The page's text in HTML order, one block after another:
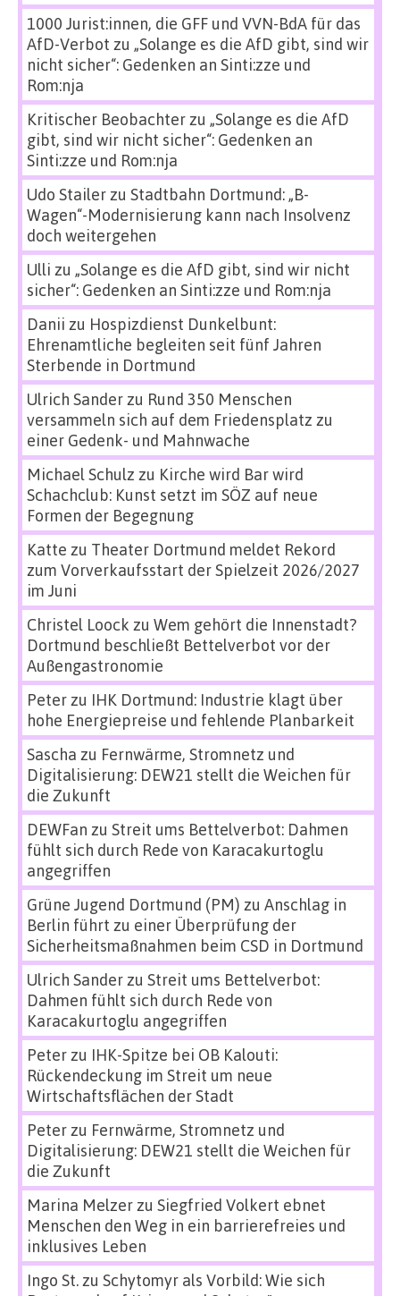
1000 Jurist:innen, die GFF und VVN-BdA für das
AfD-Verbot zu „Solange es die AfD gibt, sind wir
nicht sicher“: Gedenken an Sinti:zze und
Rom:nja
Kritischer Beobachterzu „Solange es die AfD
gibt, sind wir nicht sicher“: Gedenken an
Sinti:zze und Rom:nja
Udo Stailerzu Stadtbahn Dortmund: „B-
Wagen“-Modernisierung kann nach Insolvenz
doch weitergehen
Ulli zu „Solange es die AfD gibt, sind wir nicht
sicher“: Gedenken an Sinti:zze und Rom:nja
Danii zu Hospizdienst Dunkelbunt:
Ehrenamtliche begleiten seit fünf Jahren
Sterbende in Dortmund
Ulrich Sanderzu Rund 350 Menschen
versammeln sich auf dem Friedensplatz zu
einer Gedenk- und Mahnwache
Michael Schulz zu Kirche wird Bar wird
Schachclub: Kunst setzt im SÖZ auf neue
Formen der Begegnung
Katte zu Theater Dortmund meldet Rekord
zum Vorverkaufsstart der Spielzeit 2026/2027
im Juni
Christel Loock zu Wem gehört die Innenstadt?
Dortmund beschließt Bettelverbot vor der
Außengastronomie
Peterzu IHK Dortmund: Industrie klagt über
hohe Energiepreise und fehlende Planbarkeit
Sascha zu Fernwärme, Stromnetz und
Digitalisierung: DEW21 stellt die Weichen für
die Zukunft
DEWFan zu Streit ums Bettelverbot: Dahmen
fühlt sich durch Rede von Karacakurtoglu
angegriffen
Grüne Jugend Dortmund (PM) zu Anschlag in
Berlin führt zu einer Überprüfung der
Sicherheitsmaßnahmen beim CSD in Dortmund
Ulrich Sanderzu Streit ums Bettelverbot:
Dahmen fühlt sich durch Rede von
Karacakurtoglu angegriffen
Peterzu IHK-Spitze bei OB Kalouti:
Rückendeckung im Streit um neue
Wirtschaftsflächen der Stadt
Peterzu Fernwärme, Stromnetz und
Digitalisierung: DEW21 stellt die Weichen für
die Zukunft
Marina Melzerzu Siegfried Volkert ebnet
Menschen den Weg in ein barrierefreies und
inklusives Leben
Ingo St.zu Schytomyr als Vorbild: Wie sich